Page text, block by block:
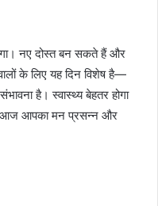
नए दोस्त बन सकते हैं और
के लिए यह दिन विशेष है—
है। स्वास्थ्य बेहतर होगा
आज आपका मन प्रसन्न और